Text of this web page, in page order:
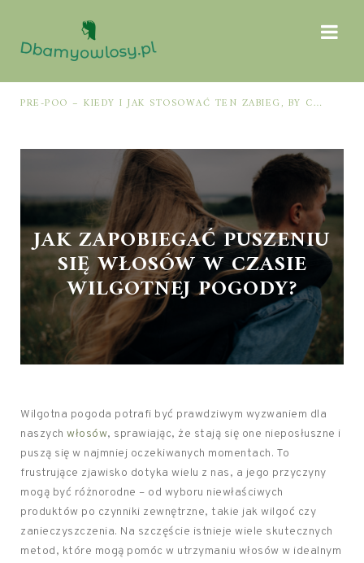
PRE-POO – KIEDY I JAK STOSOWAĆ TEN ZABIEG, BY CHRONIĆ I NAWILŻAĆ WŁOSY PRZED MYCIEM SZAMPONEM
JAK ZAPOBIEGAĆ PUSZENIU
SIĘ WŁOSÓW W CZASIE
WILGOTNEJ POGODY?
Wilgotna pogoda potrafi być prawdziwym wyzwaniem dla
naszych włosów, sprawiając, że stają się one nieposłuszne i
puszą się w najmniej oczekiwanych momentach. To
frustrujące zjawisko dotyka wielu z nas, a jego przyczyny
mogą być różnorodne – od wyboru niewłaściwych
produktów po czynniki zewnętrzne, takie jak wilgoć czy
zanieczyszczenia. Na szczęście istnieje wiele skutecznych
metod, które mogą pomóc w utrzymaniu włosów w idealnym